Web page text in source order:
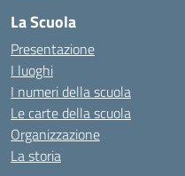
La Scuola
Presentazione
I luoghi
I numeri della scuola
Le carte della scuola
Organizzazione
La storia